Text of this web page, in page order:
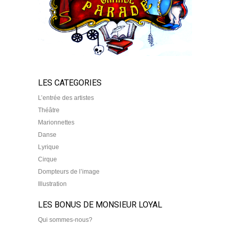
LES CATEGORIES
L’entrée des artistes
Théâtre
Marionnettes
Danse
Lyrique
Cirque
Dompteurs de l’image
Illustration
LES BONUS DE MONSIEUR LOYAL
Qui sommes-nous?